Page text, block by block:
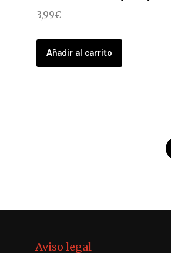
3,99€
Añadir al carrito
Aviso legal